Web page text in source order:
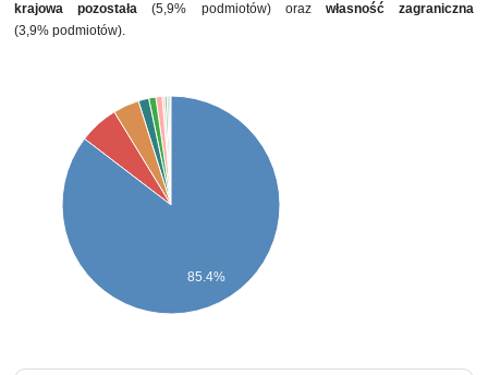
krajowa pozostała (5,9% podmiotów) oraz własność zagraniczna
(3,9% podmiotów).
85.4%